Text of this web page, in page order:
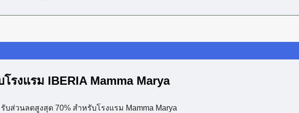
รงแรม IBERIA Mamma Marya
บส่วนลดสูงสุด 70% สำหรับโรงแรม Mamma Marya